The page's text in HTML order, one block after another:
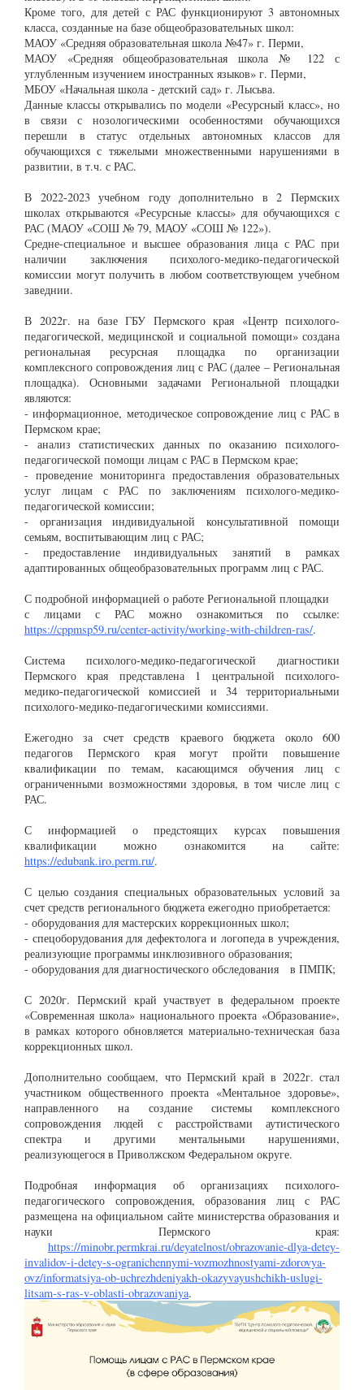
Кроме того, для детей с РАС функционируют 3 автономных
класса, созданные на базе общеобразовательных школ:
МАОУ «Средняя образовательная школа №47» г. Перми,
МАОУ «Средняя общеобразовательная школа № 122 с
углубленным изучением иностранных языков» г. Перми,
МБОУ «Начальная школа - детский сад» г. Лысьва.
Данные классы открывались по модели «Ресурсный класс», но
в связи с нозологическими особенностями обучающихся
перешли в статус отдельных автономных классов для
обучающихся с тяжелыми множественными нарушениями в
развитии, в т.ч. с РАС.
В 2022-2023 учебном году дополнительно в 2 Пермских
школах открываются «Ресурсные классы» для обучающихся с
РАС (МАОУ «СОШ № 79, МАОУ «СОШ № 122»).
Средне-специальное и высшее образования лица с РАС при
наличии заключения психолого-медико-педагогической
комиссии могут получить в любом соответствующем учебном
заведнии.
В 2022г. на базе ГБУ Пермского края «Центр психолого-
педагогической, медицинской и социальной помощи» создана
региональная ресурсная площадка по организации
комплексного сопровождения лиц с РАС (далее – Региональная
площадка). Основными задачами Региональной площадки
являются:
- информационное, методическое сопровождение лиц с РАС в
Пермском крае;
- анализ статистических данных по оказанию психолого-
педагогической помощи лицам с РАС в Пермском крае;
- проведение мониторинга предоставления образовательных
услуг лицам с РАС по заключениям психолого-медико-
педагогической комиссии;
- организация индивидуальной консультативной помощи
семьям, воспитывающим лиц с РАС;
- предоставление индивидуальных занятий в рамках
адаптированных общеобразовательных программ лиц с РАС.
С подробной информацией о работе Региональной площадки
с лицами с РАС можно ознакомиться по ссылке:
https://cppmsp59.ru/center-activity/working-with-children-ras/.
Система психолого-медико-педагогической диагностики
Пермского края представлена 1 центральной психолого-
медико-педагогической комиссией и 34 территориальными
психолого-медико-педагогическими комиссиями.
Ежегодно за счет средств краевого бюджета около 600
педагогов Пермского края могут пройти повышение
квалификации по темам, касающимся обучения лиц с
ограниченными возможностями здоровья, в том числе лиц с
РАС.
С информацией о предстоящих курсах повышения
квалификации можно ознакомится на сайте:
https://edubank.iro.perm.ru/.
С целью создания специальных образовательных условий за
счет средств регионального бюджета ежегодно приобретается:
- оборудования для мастерских коррекционных школ;
- спецоборудования для дефектолога и логопеда в учреждения,
реализующие программы инклюзивного образования;
- оборудования для диагностического обследования в ПМПК;
С 2020г. Пермский край участвует в федеральном проекте
«Современная школа» национального проекта «Образование»,
в рамках которого обновляется материально-техническая база
коррекционных школ.
Дополнительно сообщаем, что Пермский край в 2022г. стал
участником общественного проекта «Ментальное здоровье»,
направленного на создание системы комплексного
сопровождения людей с расстройствами аутистического
спектра и другими ментальными нарушениями,
реализующегося в Приволжском Федеральном округе.
Подробная информация об организациях психолого-
педагогического сопровождения, образования лиц с РАС
размещена на официальном сайте министерства образования и
науки Пермского края:
https://minobr.permkrai.ru/deyatelnost/obrazovanie-dlya-detey-
invalidov-i-detey-s-ogranichennymi-vozmozhnostyami-zdorovya-
ovz/informatsiya-ob-uchrezhdeniyakh-okazyvayushchikh-uslugi-
litsam-s-ras-v-oblasti-obrazovaniya.